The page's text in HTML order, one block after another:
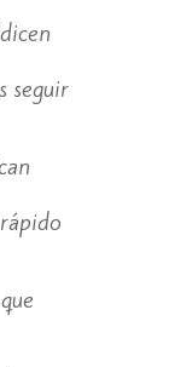
seguir